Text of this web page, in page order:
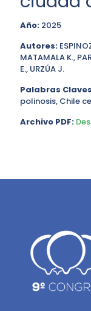
Año: 2025
Autores:
MATAMALA K.,
E., URZÚA J.
Palabras
polinosis, Chile
Archivo PDF: